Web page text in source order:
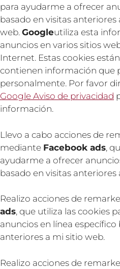
para ayudarme a ofrecer
basado en visitas anteriores
web. Googleutiliza esta
anuncios en varios sitios
Internet. Estas cookies
contienen información que
personalmente. Por favor
Google Aviso de privacidad
información.
Llevo a cabo acciones de
mediante Facebook ads,
ayudarme a ofrecer
basado en visitas anteriores
Realizo acciones de
ads, que utiliza las cookies
anuncios en línea específico
anteriores a mi sitio web.
Realizo acciones de